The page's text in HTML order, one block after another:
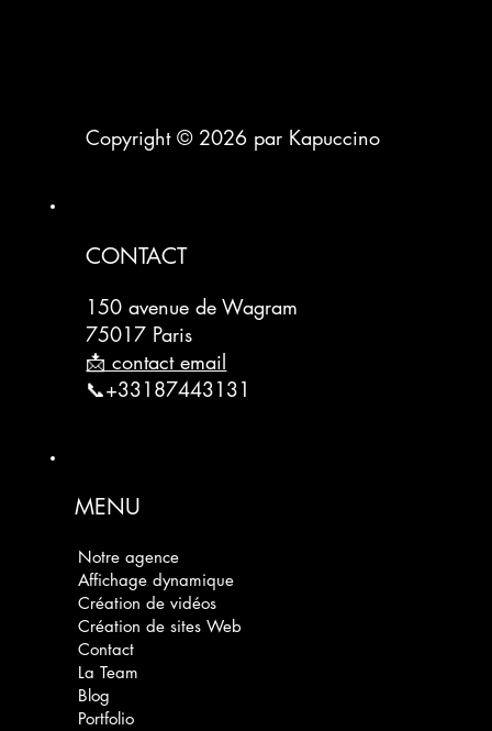
Copyright © 2026 par Kapuccino
CONTACT
150 avenue de Wagram
75017 Paris
📩 contact email
📞+33187443131
MENU
Notre agence
Affichage dynamique
Création de vidéos
Création de sites Web
Contact
La Team
Blog
Portfolio